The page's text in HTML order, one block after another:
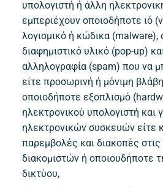
υπολογιστή ή άλλη
εμπεριέχουν οποιοδήποτε ιό
λογισμικό ή κώδικα (malware),
διαφημιστικό υλικό (pop-up)
αλληλογραφία (spam) που να
είτε προσωρινή ή μόνιμη
οποιοδήποτε εξοπλισμό
ηλεκτρονικού υπολογιστή και
ηλεκτρονικών συσκευών είτε
παρεμβολές και διακοπές
διακομιστών ή οποιουδήποτε
δικτύου,